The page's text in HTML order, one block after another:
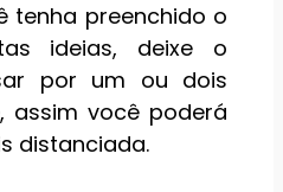
tenha preenchido o
ideias, deixe o
por um ou dois
assim você poderá
distanciada.